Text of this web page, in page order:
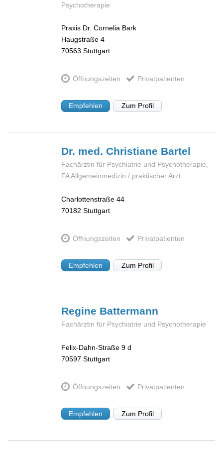
Psychotherapie
Praxis Dr. Cornelia Bark
Haugstraße 4
70563 Stuttgart
Öffnungszeiten Privatpatienten
Empfehlen Zum Profil
Dr. med. Christiane Bartel
Fachärztin für Psychiatrie und Psychotherapie,
FA Allgemeinmedizin / praktischer Arzt
Charlottenstraße 44
70182 Stuttgart
Öffnungszeiten Privatpatienten
Empfehlen Zum Profil
Regine Battermann
Fachärztin für Psychiatrie und Psychotherapie
Felix-Dahn-Straße 9 d
70597 Stuttgart
Öffnungszeiten Privatpatienten
Empfehlen Zum Profil